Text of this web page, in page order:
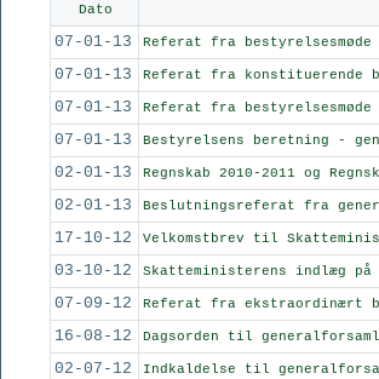
Dato
07-01-13 Referat fra bestyrelsesmøde
07-01-13 Referat fra konstituerende
07-01-13 Referat fra bestyrelsesmøde
07-01-13 Bestyrelsens beretning -
02-01-13 Regnskab 2010-2011 og
02-01-13 Beslutningsreferat fra
17-10-12 Velkomstbrev til
03-10-12 Skatteministerens indlæg på
07-09-12 Referat fra ekstraordinært
16-08-12 Dagsorden til
02-07-12 Indkaldelse til